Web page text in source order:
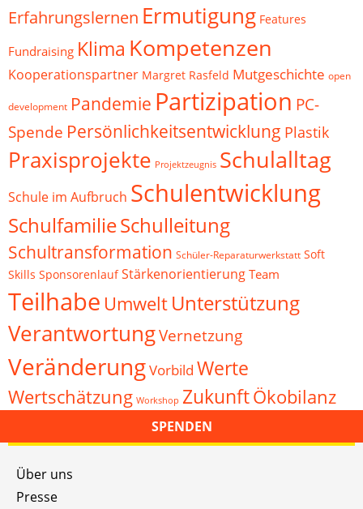
Erfahrungslernen Ermutigung Features
Fundraising Klima Kompetenzen
Kooperationspartner Margret Rasfeld Mutgeschichte open
development Pandemie Partizipation PC-
Spende Persönlichkeitsentwicklung Plastik
Praxisprojekte Projektzeugnis Schulalltag
Schule im Aufbruch Schulentwicklung
SchulfamilieSchulleitung
Schultransformation Schüler-Reparaturwerkstatt Soft
Skills Sponsorenlauf Stärkenorientierung Team
Teilhabe Umwelt Unterstützung
VerantwortungVernetzung
VeränderungVorbild Werte
Wertschätzung Workshop ZukunftÖkobilanz
SPENDEN
Über uns
Presse